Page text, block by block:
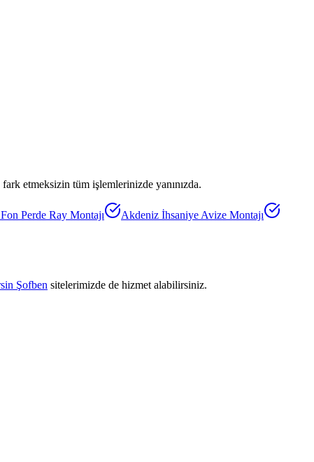
etmeksizin tüm işlemlerinizde yanınızda.
Fon Perde Ray Montajı Akdeniz İhsaniye Avize Montajı
Şofben sitelerimizde de hizmet alabilirsiniz.